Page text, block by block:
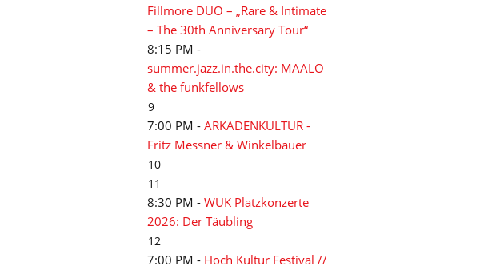
Fillmore DUO – „Rare & Intimate
– The 30th Anniversary Tour“
8:15 PM -
summer.jazz.in.the.city: MAALO
& the funkfellows
9
7:00 PM - ARKADENKULTUR -
Fritz Messner & Winkelbauer
10
11
8:30 PM - WUK Platzkonzerte
2026: Der Täubling
12
7:00 PM - Hoch Kultur Festival //